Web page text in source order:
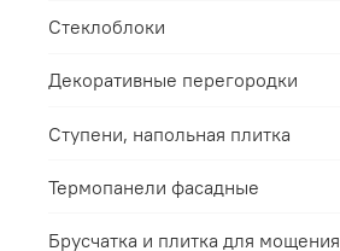
Стеклоблоки
Декоративные перегородки
Ступени, напольная плитка
Термопанели фасадные
Брусчатка и плитка для мощения